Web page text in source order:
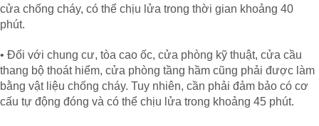
cửa chống cháy, có thể chịu lửa trong thời gian khoảng 40
phút.
• Đối với chung cư, tòa cao ốc, cửa phòng kỹ thuật, cửa cầu
thang bộ thoát hiểm, cửa phòng tầng hầm cũng phải được làm
bằng vật liệu chống cháy. Tuy nhiên, cần phải đảm bảo có cơ
cấu tự động đóng và có thể chịu lửa trong khoảng 45 phút.